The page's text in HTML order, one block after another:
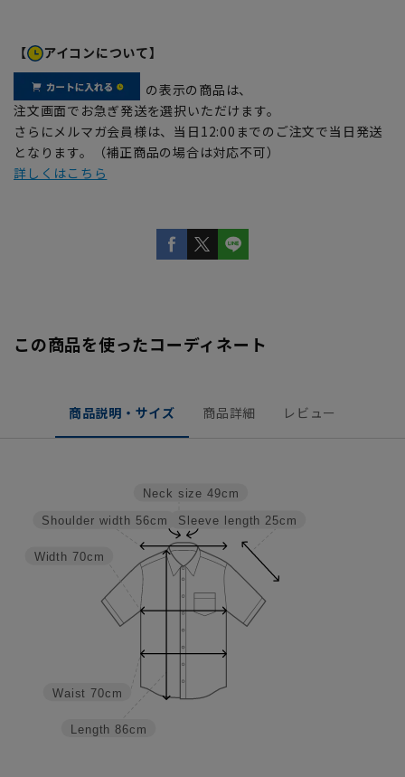
【 アイコンについて】
の表示の商品は、
注文画面でお急ぎ発送を選択いただけます。
さらにメルマガ会員様は、当日12:00までのご注文で当日発送
となります。（補正商品の場合は対応不可）
詳しくはこちら
この商品を使ったコーディネート
商品説明・サイズ 商品詳細 レビュー
Sleeve length 25cm
Neck size 49cm
Length 86cm
Waist 70cm
Width 70cm
Shoulder width 56cm